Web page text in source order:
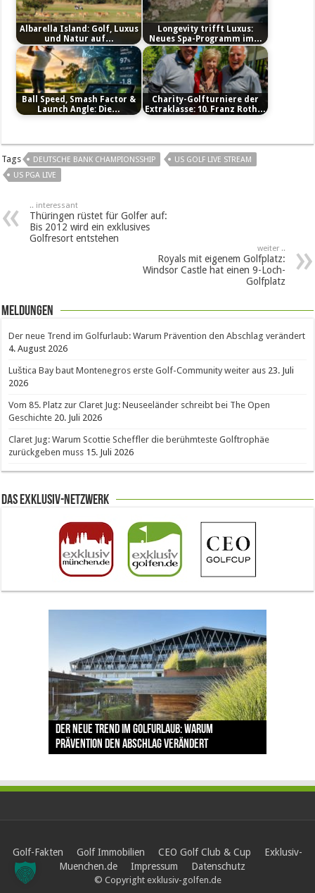
Albarella Island: Golf, Luxus
und Natur auf…
Longevity trifft Luxus:
Neues Spa-Programm im…
Ball Speed, Smash Factor &
Launch Angle: Die…
Charity-Golfturniere der
Extraklasse: 10. Franz Roth…
Tags DEUTSCHE BANK CHAMPIONSSHIP
US GOLF LIVE STREAM
US PGA LIVE
.. interessant
Thüringen rüstet für Golfer auf:
Bis 2012 wird ein exklusives
Golfresort entstehen
weiter ..
Royals mit eigenem Golfplatz:
Windsor Castle hat einen 9-Loch-
Golfplatz
Meldungen
Der neue Trend im Golfurlaub: Warum Prävention den Abschlag verändert
4. August 2026
Luštica Bay baut Montenegros erste Golf-Community weiter aus 23. Juli
2026
Vom 85. Platz zur Claret Jug: Neuseeländer schreibt bei The Open
Geschichte 20. Juli 2026
Claret Jug: Warum Scottie Scheffler die berühmteste Golftrophäe
zurückgeben muss 15. Juli 2026
Das Exklusiv-Netzwerk
Der neue Trend im Golfurlaub: Warum
Prävention den Abschlag verändert
Luštica Bay baut Montenegros erste Golf-
Community weiter aus
Vom 85. Platz zur Claret Jug: Neuseeländer
schreibt bei The Open Geschichte
Claret Jug: Warum Scottie Scheffler die
berühmteste Golftrophäe zurückgeben muss
The Open 2026 in Royal Birkdale: Warum der
traditionsreiche Linksplatz zu den größten
Herausforderungen im Golfsport zählt
Golf-Fakten Golf Immobilien CEO Golf Club & Cup
Exklusiv-
Muenchen.de
Impressum Datenschutz
© Copyright exklusiv-golfen.de